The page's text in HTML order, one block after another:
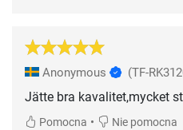
Anonymous (TF-
Jätte bra kavalitet,mycket
Pomocna • Nie pomocna